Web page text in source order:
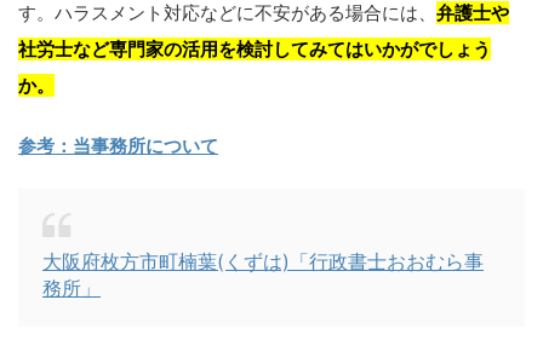
す。ハラスメント対応などに不安がある場合には、 弁護士や
社労士など専門家の活用を検討してみてはいかがでしょう
か。
参考：当事務所について
大阪府枚方市町楠葉(くずは)「行政書士おおむら事
務所」